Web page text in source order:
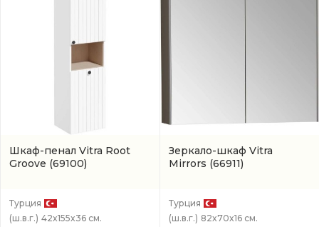
Шкаф-пенал Vitra Root
Groove (69100)
Турция
(ш.в.г.) 42x155x36 см.
Зеркало-шкаф Vitra
Mirrors (66911)
Турция
(ш.в.г.) 82x70x16 см.